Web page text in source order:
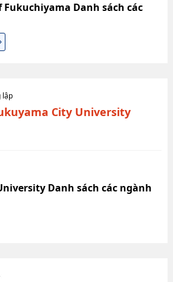
Danh sách các
lập
City University
Danh sách các ngành